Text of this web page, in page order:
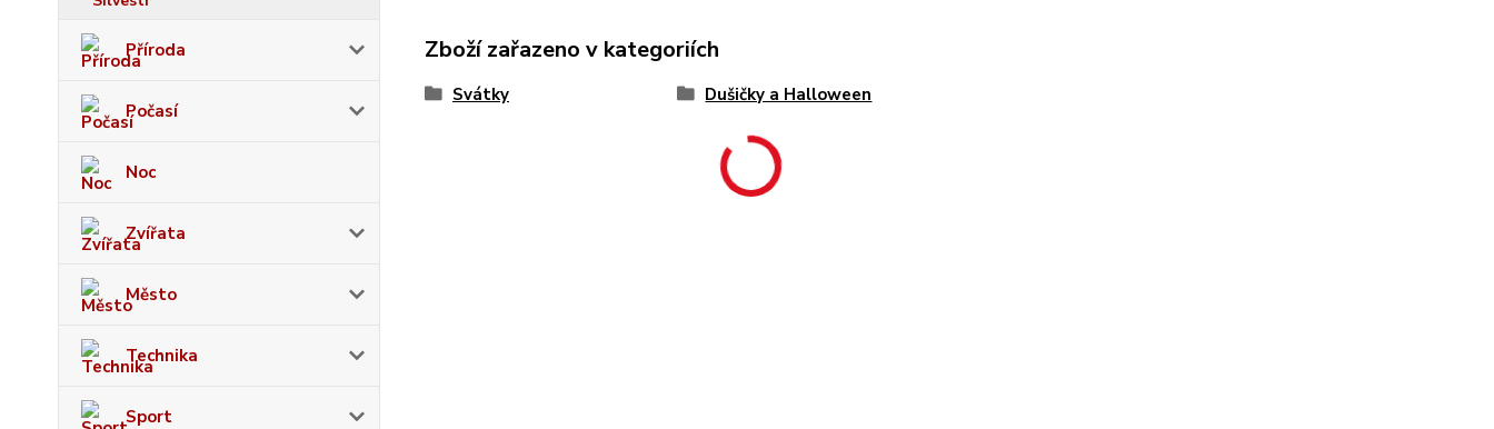
Příroda
Počasí
Noc
Zvířata
Město
Technika
Sport
Zboží zařazeno v kategoriích
Svátky Dušičky a Halloween